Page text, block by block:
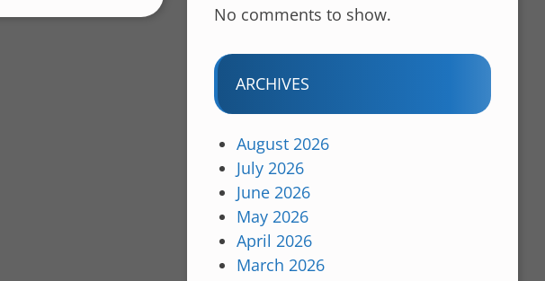
No comments to show.
ARCHIVES
August 2026
July 2026
June 2026
May 2026
April 2026
March 2026